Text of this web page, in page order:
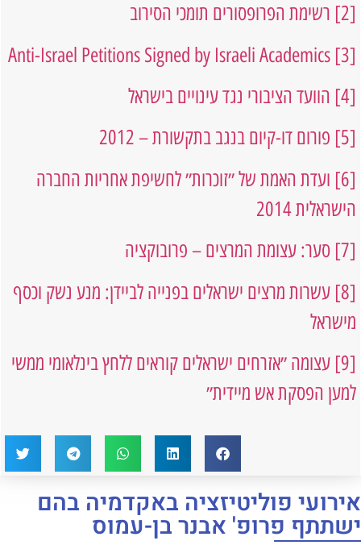
[2]
רשימת הפרופסורים תומכי הסירוב
[3]
Anti-Israel Petitions Signed by Israeli Academics
[4]
הוועד הציבורי נגד עינויים בישראל
[5]
פורום דו-קיום בנגב בתקשורת – 2012
[6]
ועדת האמת של ״זוכרות״ לחשיפת אחריות החברה
הישראלית 2014
[7]
סער: עצומת המרצים – פרובוקציה
[8]
עשרות מרצים ישראלים בפנייה לביידן: מנע נשק וכסף
מישראל
[9]
עצומה ״אזרחים ישראלים קוראים ללחץ בינלאומי ממשי
למען הפסקת אש מיידית״
אירועי פוליטיזציה באקדמיה בהם
ישתתף פרופ' אבנר בן-עמוס